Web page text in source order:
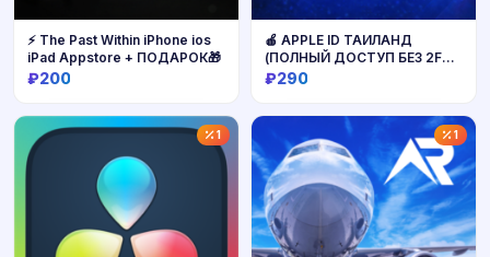
Купить
⚡️ The Past Within iPhone ios
iPad Appstore + ПОДАРОК🎁
₽200
Купить
🍎 APPLE ID ТАИЛАНД
(ПОЛНЫЙ ДОСТУП БЕЗ 2FA)
НАВСЕГДА ВАШ iPhone ios
₽290
1 1